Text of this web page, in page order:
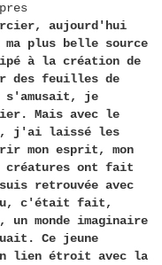
aujourd'hui
plus belle source
à la création de
des feuilles de
s'amusait, je
Mais avec le
j'ai laissé les
mon esprit, mon
créatures ont fait
retrouvée avec
c'était fait,
monde imaginaire
Ce jeune
lien étroit avec la